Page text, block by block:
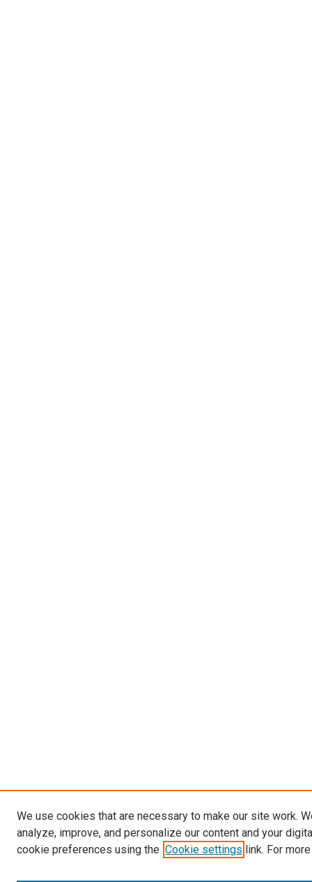
We use cookies that are necessary to make our site work.
analyze, improve, and personalize our content and your
cookie preferences using the Cookie settings link. For